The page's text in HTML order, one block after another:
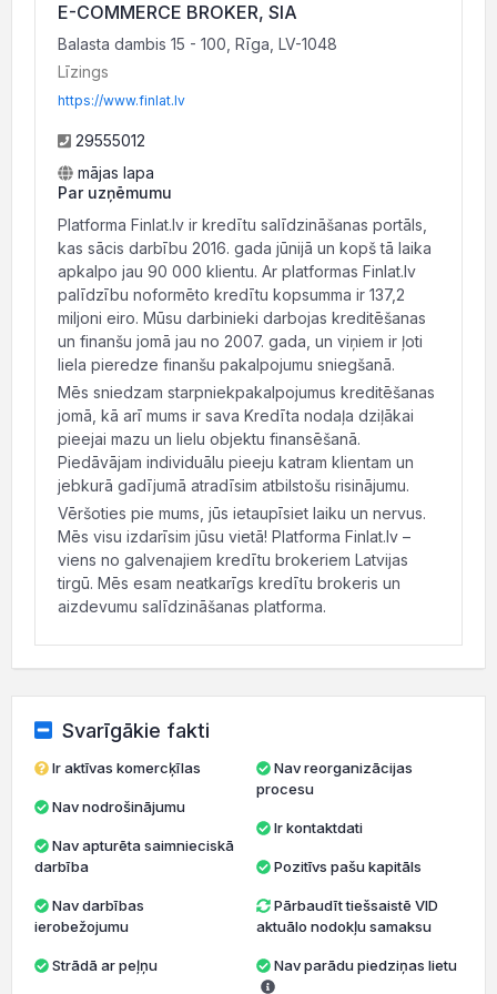
E-COMMERCE BROKER, SIA
Balasta dambis 15 - 100, Rīga, LV-1048
Līzings
https://www.finlat.lv
29555012
mājas lapa
Par uzņēmumu
Platforma Finlat.lv ir kredītu salīdzināšanas portāls,
kas sācis darbību 2016. gada jūnijā un kopš tā laika
apkalpo jau 90 000 klientu. Ar platformas Finlat.lv
palīdzību noformēto kredītu kopsumma ir 137,2
miljoni eiro. Mūsu darbinieki darbojas kreditēšanas
un finanšu jomā jau no 2007. gada, un viņiem ir ļoti
liela pieredze finanšu pakalpojumu sniegšanā.
Mēs sniedzam starpniekpakalpojumus kreditēšanas
jomā, kā arī mums ir sava Kredīta nodaļa dziļākai
pieejai mazu un lielu objektu finansēšanā.
Piedāvājam individuālu pieeju katram klientam un
jebkurā gadījumā atradīsim atbilstošu risinājumu.
Vēršoties pie mums, jūs ietaupīsiet laiku un nervus.
Mēs visu izdarīsim jūsu vietā! Platforma Finlat.lv –
viens no galvenajiem kredītu brokeriem Latvijas
tirgū. Mēs esam neatkarīgs kredītu brokeris un
aizdevumu salīdzināšanas platforma.
Svarīgākie fakti
Ir aktīvas komercķīlas
Nav nodrošinājumu
darbība
ierobežojumu
Strādā ar peļņu
Nav reorganizācijas
procesu
Ir kontaktdati
Pozitīvs pašu kapitāls
Pārbaudīt tiešsaistē VID
aktuālo nodokļu samaksu
Nav parādu piedziņas lietu